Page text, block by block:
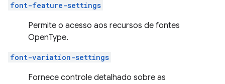
font-feature-settings
Permite o acesso aos recursos de fontes
OpenType.
font-variation-settings
Fornece controle detalhado sobre as